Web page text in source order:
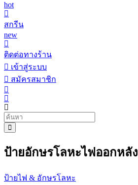
hot
สกรีน
new
ติดต่อทางร้าน
เข้าสู่ระบบ
สมัครสมาชิก
ป้ายอักษรโลหะไฟออกหลัง
ป้ายไฟ & อักษรโลหะ